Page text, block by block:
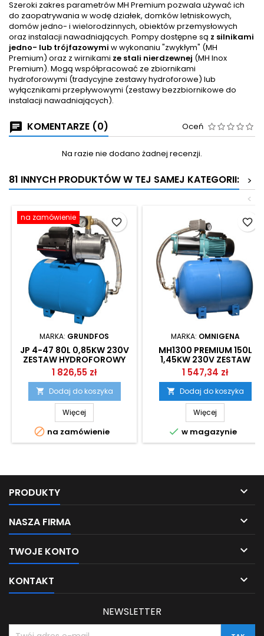
Szeroki zakres parametrów MH Premium pozwala używać ich
do zaopatrywania w wodę działek, domków letniskowych,
domów jedno- i wielorodzinnych, obiektów przemysłowych
oraz instalacji nawadniających. Pompy dostępne są z silnikami
jedno- lub trójfazowymi w wykonaniu "zwykłym" (MH
Premium) oraz z wirnikami ze stali nierdzewnej (MH Inox
Premium). Mogą współpracować ze zbiornikami
hydroforowymi (tradycyjne zestawy hydroforowe) lub
wyłącznikami przepływowymi (zestawy bezzbiornikowe do
instalacji nawadniających).
KOMENTARZE (0) Oceń
Na razie nie dodano żadnej recenzji.
81 INNYCH PRODUKTÓW W TEJ SAMEJ KATEGORII:
>
<
na zamówienie
MARKA: GRUNDFOS
JP 4-47 80L 0,85KW 230V
ZESTAW HYDROFOROWY
GRUNDFOS
1 826,55 zł
 Dodaj do koszyka
Więcej
 na zamówienie
favorite_border
MARKA: OMNIGENA
MH1300 PREMIUM 150L
1,45KW 230V ZESTAW
HYDROFOROWY OMNIGENA
1 547,34 zł
 Dodaj do koszyka
Więcej
 w magazynie
favorite_border
PRODUKTY 
NASZA FIRMA 
TWOJE KONTO 
KONTAKT 
NEWSLETTER